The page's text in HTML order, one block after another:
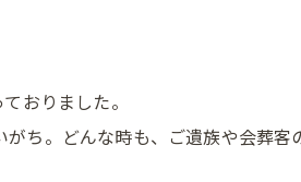
おりました。
ち。どんな時も、ご遺族や会葬